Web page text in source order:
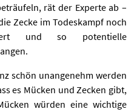
rät der Experte ab –
Zecke im Todeskampf noch
und so potentielle
schön unangenehm werden
es Mücken und Zecken gibt,
würden eine wichtige